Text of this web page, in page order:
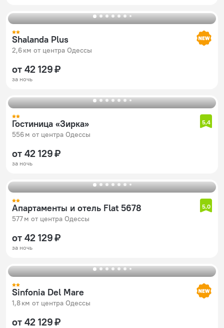
Shalanda Plus
2,6 км от центра Одессы
от 42 129 ₽
за ночь
Гостиница «Зирка»
556 м от центра Одессы
5,4
от 42 129 ₽
за ночь
Апартаменты и отель Flat 5678
577 м от центра Одессы
5,0
от 42 129 ₽
за ночь
Sinfonia Del Mare
1,8 км от центра Одессы
от 42 129 ₽